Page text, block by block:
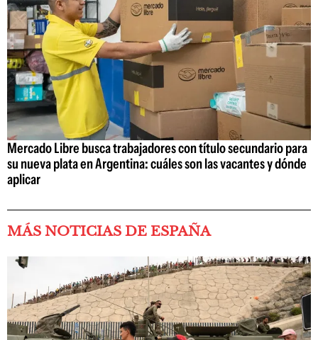
Mercado Libre busca trabajadores con título secundario para
su nueva plata en Argentina: cuáles son las vacantes y dónde
aplicar
MÁS NOTICIAS DE ESPAÑA